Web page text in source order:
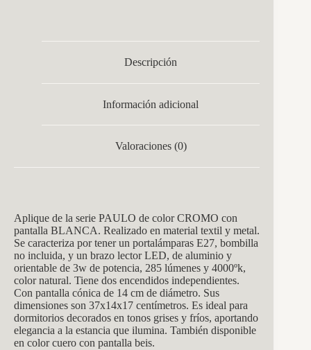
Descripción
Información adicional
Valoraciones (0)
Aplique de la serie PAULO de color CROMO con
pantalla BLANCA. Realizado en material textil y metal.
Se caracteriza por tener un portalámparas E27, bombilla
no incluida, y un brazo lector LED, de aluminio y
orientable de 3w de potencia, 285 lúmenes y 4000ºk,
color natural. Tiene dos encendidos independientes.
Con pantalla cónica de 14 cm de diámetro. Sus
dimensiones son 37x14x17 centímetros. Es ideal para
dormitorios decorados en tonos grises y fríos, aportando
elegancia a la estancia que ilumina. También disponible
en color cuero con pantalla beis.